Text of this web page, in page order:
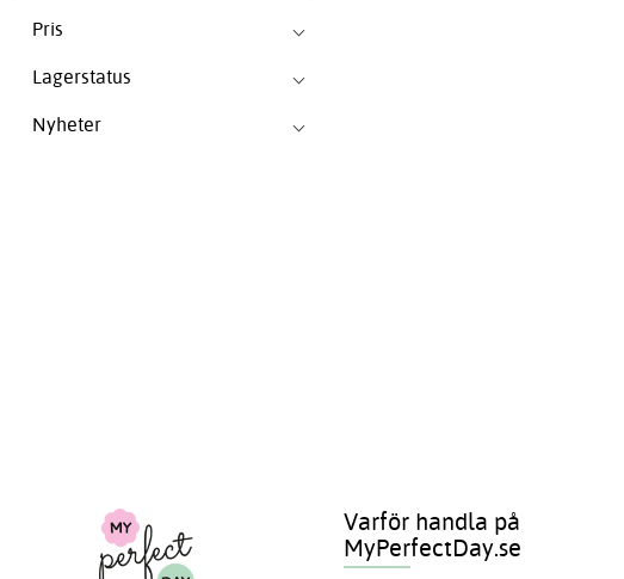
Pris
Lagerstatus
Nyheter
Varför handla på
MyPerfectDay.se